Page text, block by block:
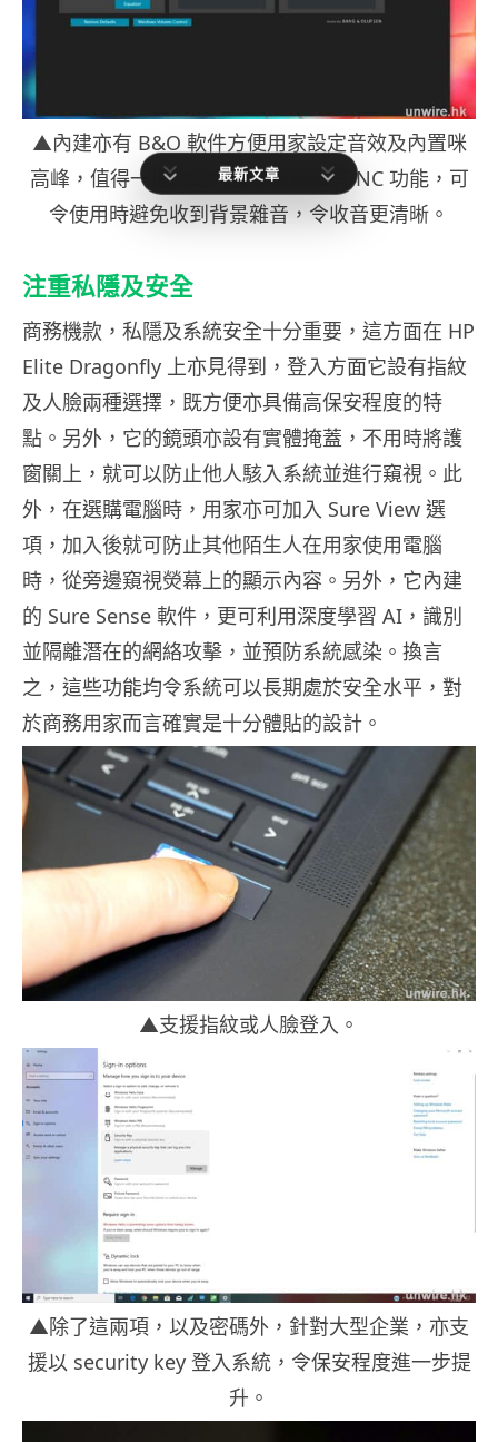
▲內建亦有 B&O 軟件方便用家設定音效及內置咪
高峰，值得一提的是內置咪高峰設有 NC 功能，可
令使用時避免收到背景雜音，令收音更清晰。
注重私隱及安全
商務機款，私隱及系統安全十分重要，這方面在 HP
Elite Dragonfly 上亦見得到，登入方面它設有指紋
及人臉兩種選擇，既方便亦具備高保安程度的特
點。另外，它的鏡頭亦設有實體掩蓋，不用時將護
窗關上，就可以防止他人駭入系統並進行窺視。此
外，在選購電腦時，用家亦可加入 Sure View 選
項，加入後就可防止其他陌生人在用家使用電腦
時，從旁邊窺視熒幕上的顯示內容。另外，它內建
的 Sure Sense 軟件，更可利用深度學習 AI，識別
並隔離潛在的網絡攻擊，並預防系統感染。換言
之，這些功能均令系統可以長期處於安全水平，對
於商務用家而言確實是十分體貼的設計。
▲支援指紋或人臉登入。
▲除了這兩項，以及密碼外，針對大型企業，亦支
援以 security key 登入系統，令保安程度進一步提
升。
最新文章